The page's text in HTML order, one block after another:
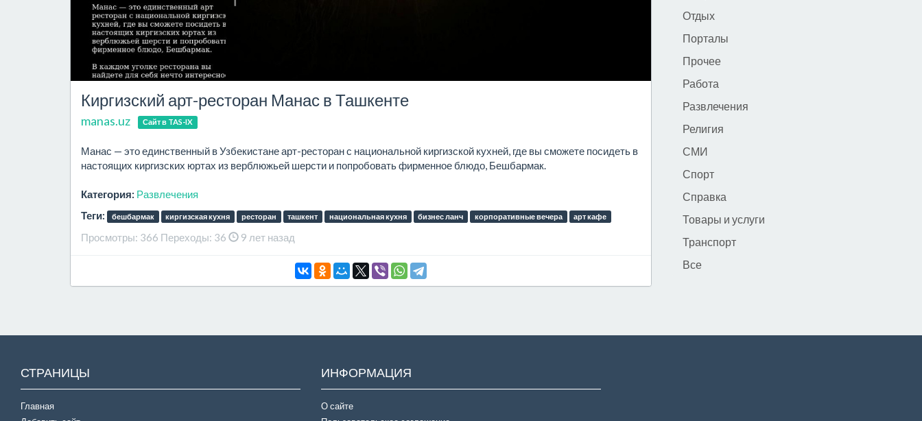
Киргизский арт-ресторан Манас в Ташкенте
manas.uz Сайт в TAS-IX
Манас — это единственный в Узбекистане арт-ресторан с национальной киргизской кухней, где вы сможете посидеть в
настоящих киргизских юртах из верблюжьей шерсти и попробовать фирменное блюдо, Бешбармак.
Категория: Развлечения
Теги:
бешбармак киргизская кухня ресторан ташкент национальная кухня бизнес ланч корпоративные вечера арт кафе
Просмотры: 366 Переходы: 36 9 лет назад
Отдых
Порталы
Прочее
Работа
Развлечения
Религия
СМИ
Спорт
Справка
Товары и услуги
Транспорт
Все
СТРАНИЦЫ
Главная
ИНФОРМАЦИЯ
О сайте